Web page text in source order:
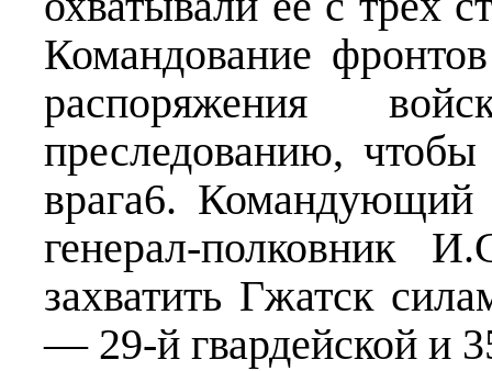
Командование
распоряжения
преследованию,
врага6. Командующий
генерал-полковник
захватить Гжатск
— 29-й гвардейской и